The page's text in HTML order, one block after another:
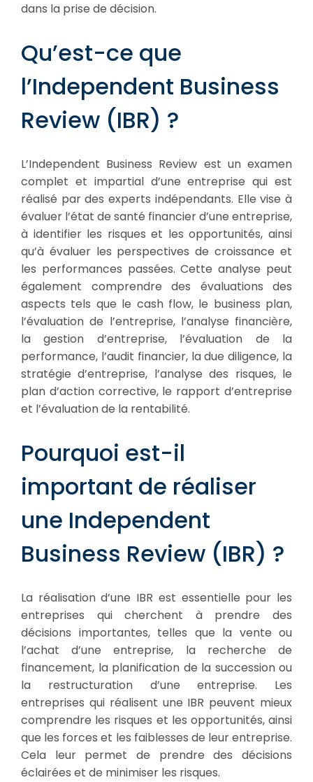
dans la prise de décision.
Qu’est-ce que
l’Independent Business
Review (IBR) ?
L’Independent Business Review est un examen
complet et impartial d’une entreprise qui est
réalisé par des experts indépendants. Elle vise à
évaluer l’état de santé financier d’une entreprise,
à identifier les risques et les opportunités, ainsi
qu’à évaluer les perspectives de croissance et
les performances passées. Cette analyse peut
également comprendre des évaluations des
aspects tels que le cash flow, le business plan,
l’évaluation de l’entreprise, l’analyse financière,
la gestion d’entreprise, l’évaluation de la
performance, l’audit financier, la due diligence, la
stratégie d’entreprise, l’analyse des risques, le
plan d’action corrective, le rapport d’entreprise
et l’évaluation de la rentabilité.
Pourquoi est-il
important de réaliser
une Independent
Business Review (IBR) ?
La réalisation d’une IBR est essentielle pour les
entreprises qui cherchent à prendre des
décisions importantes, telles que la vente ou
l’achat d’une entreprise, la recherche de
financement, la planification de la succession ou
la restructuration d’une entreprise. Les
entreprises qui réalisent une IBR peuvent mieux
comprendre les risques et les opportunités, ainsi
que les forces et les faiblesses de leur entreprise.
Cela leur permet de prendre des décisions
éclairées et de minimiser les risques.